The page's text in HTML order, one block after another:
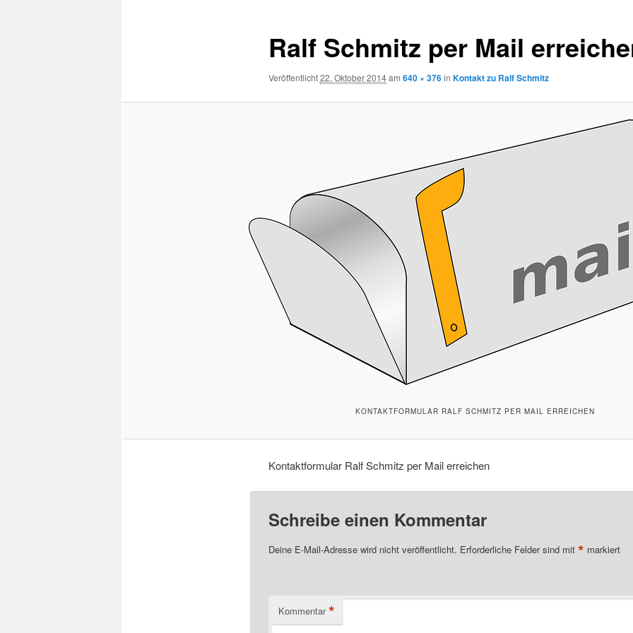
Ralf Schmitz per Mail
Veröffentlicht22. Oktober 2014am 640 × 376in Kontakt zu Ralf Schmitz
KONTAKTFORMULAR RALF SCHMITZ PER MAIL ERREICHEN
Kontaktformular Ralf Schmitz per Mail erreichen
Schreibe einen Kommentar
Deine E-Mail-Adresse wird nicht veröffentlicht. Erforderliche Felder sind mit * markiert
Kommentar *